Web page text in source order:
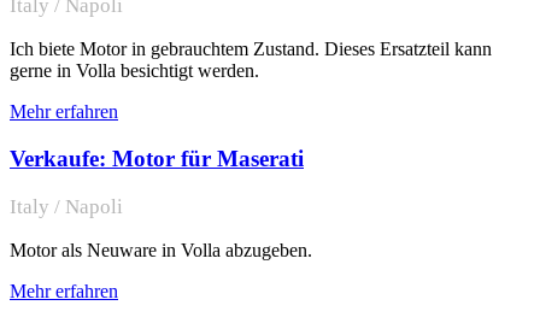
Italy / Napoli
Ich biete Motor in gebrauchtem Zustand. Dieses Ersatzteil kann
gerne in Volla besichtigt werden.
Mehr erfahren
Verkaufe: Motor für Maserati
Italy / Napoli
Motor als Neuware in Volla abzugeben.
Mehr erfahren